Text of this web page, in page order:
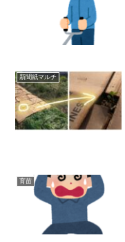
新聞紙マルチ
育苗